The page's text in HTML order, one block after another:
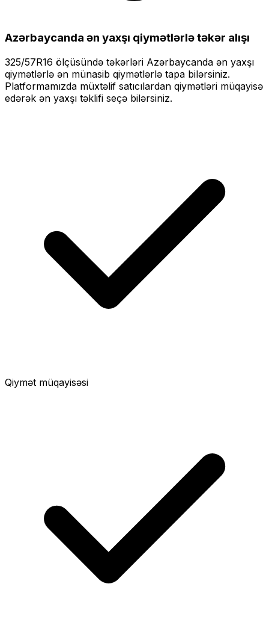
Azərbaycanda ən yaxşı qiymətlərlətəkər alışı
325/57R16 ölçüsündə təkərləri Azərbaycanda ən yaxşı
qiymətlərlə ən münasib qiymətlərlə tapa bilərsiniz.
Platformamızda müxtəlif satıcılardan qiymətləri müqayisə
edərək ən yaxşı təklifi seçə bilərsiniz.
Qiymət müqayisəsi